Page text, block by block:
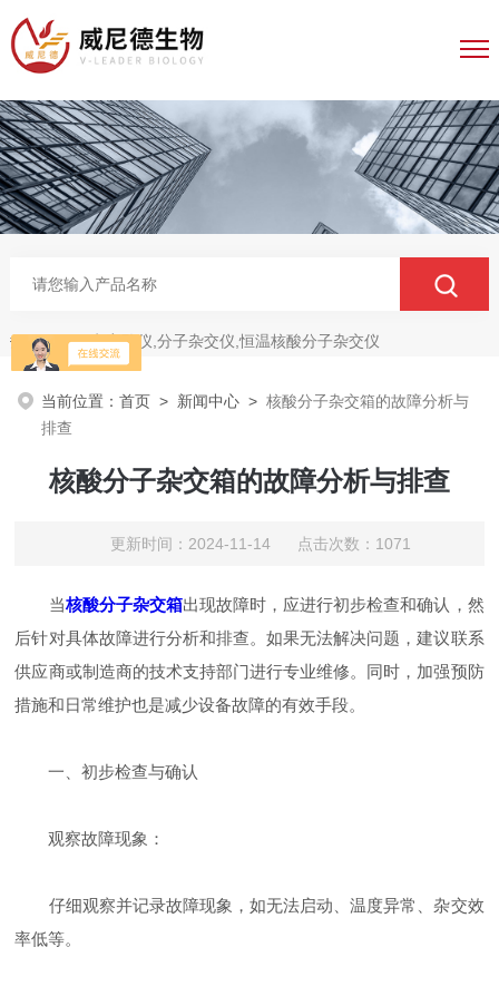
热门关键词：电穿孔仪,分子杂交仪,恒温核酸分子杂交仪
当前位置：首页 > 新闻中心 >核酸分子杂交箱的故障分析与
排查
核酸分子杂交箱的故障分析与排查
更新时间：2024-11-14 点击次数：1071
当核酸分子杂交箱出现故障时，应进行初步检查和确认，然
后针对具体故障进行分析和排查。如果无法解决问题，建议联系
供应商或制造商的技术支持部门进行专业维修。同时，加强预防
措施和日常维护也是减少设备故障的有效手段。
一、初步检查与确认
观察故障现象：
仔细观察并记录故障现象，如无法启动、温度异常、杂交效
率低等。